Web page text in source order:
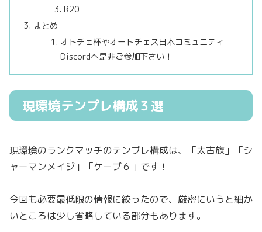
R20
まとめ
オトチェ杯やオートチェス日本コミュニティ
Discordへ是非ご参加下さい！
現環境テンプレ構成３選
現環境のランクマッチのテンプレ構成は、「太古族」「シ
ャーマンメイジ」「ケーブ６」です！
今回も必要最低限の情報に絞ったので、厳密にいうと細か
いところは少し省略している部分もあります。